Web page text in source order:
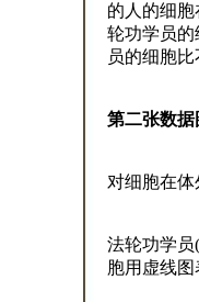
的人的细
轮功学员
员的细胞
第二张数据
对细胞在
法轮功学
胞用虚线图